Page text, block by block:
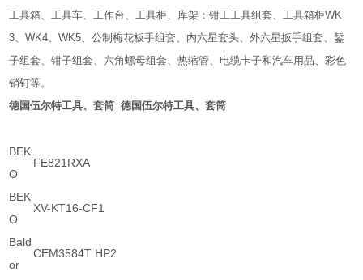
工具箱、工具车、工作台、工具柜、库架：钳工工具组套、工具箱柜WK
3、WK4、WK5、公制梅花板手组套、内六星套头、外六星扳手组套、錾
子组套、钳子组套、六角螺母组套、热缩管、电缆卡子和汽车用品、彩色
销钉等。
德国伍尔特工具、套筒 德国伍尔特工具、套筒
BEK
O
FE821RXA
BEK
O
XV-KT16-CF1
Bald
or
CEM3584T HP2